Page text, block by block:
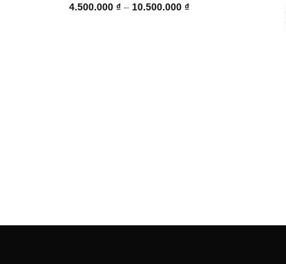
4.500.000 ₫ – 10.500.000 ₫Khoảng